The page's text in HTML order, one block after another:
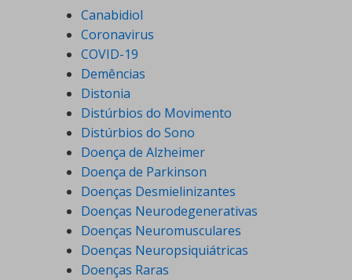
Canabidiol
Coronavirus
COVID-19
Demências
Distonia
Distúrbios do Movimento
Distúrbios do Sono
Doença de Alzheimer
Doença de Parkinson
Doenças Desmielinizantes
Doenças Neurodegenerativas
Doenças Neuromusculares
Doenças Neuropsiquiátricas
Doenças Raras